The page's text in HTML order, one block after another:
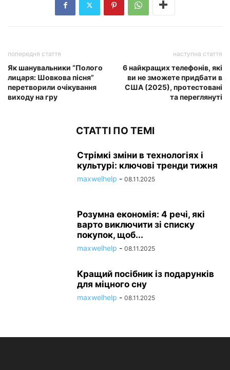
попередня стаття
Як шанувальники “Полого
лицаря: Шовкова пісня”
перетворили очікування
виходу на гру
наступна стаття
6 найкращих телефонів, які
ви не зможете придбати в
США (2025), протестовані
та переглянуті
СТАТТІ ПО ТЕМІ
Стрімкі зміни в технологіях і
культурі: ключові тренди тижня
maxwelhelp - 08.11.2025
Розумна економія: 4 речі, які
варто виключити зі списку
покупок, щоб...
maxwelhelp - 08.11.2025
Кращий посібник із подарунків
для міцного сну
maxwelhelp - 08.11.2025